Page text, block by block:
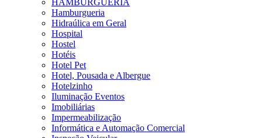
HAMBURGUERIA
Hamburgueria
Hidraúlica em Geral
Hospital
Hostel
Hotéis
Hotel Pet
Hotel, Pousada e Albergue
Hotelzinho
Iluminação Eventos
Imobiliárias
Impermeabilização
Informática e Automação Comercial